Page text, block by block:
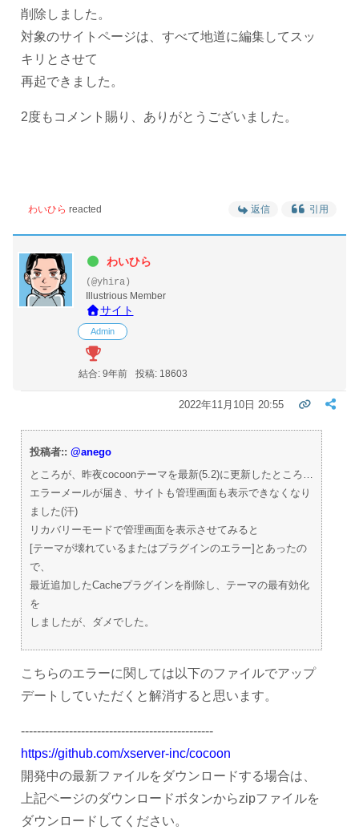
削除しました。
対象のサイトページは、すべて地道に編集してスッ
キリとさせて
再起できました。
2度もコメント賜り、ありがとうございました。
わいひら reacted 返信 引用
わいひら
(@yhira)
Illustrious Member
サイト
Admin
結合: 9年前 投稿: 18603
2022年11月10日 20:55
投稿者:: @anego
ところが、昨夜cocoonテーマを最新(5.2)に更新したところ…
エラーメールが届き、サイトも管理画面も表示できなくなり
ました(汗)
リカバリーモードで管理画面を表示させてみると
[テーマが壊れているまたはプラグインのエラー]とあったの
で、
最近追加したCacheプラグインを削除し、テーマの最有効化
を
しましたが、ダメでした。
こちらのエラーに関しては以下のファイルでアップ
デートしていただくと解消すると思います。
------------------------------------------------
https://github.com/xserver-inc/cocoon
開発中の最新ファイルをダウンロードする場合は、
上記ページのダウンロードボタンからzipファイルを
ダウンロードしてください。